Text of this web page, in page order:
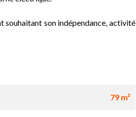
souhaitant son indépendance, activité
79 m²